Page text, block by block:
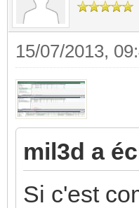
15/07/2013,
mil3d a
Si c'est